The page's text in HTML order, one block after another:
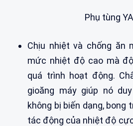
Phụ tùng
Chịu nhiệt và chống ăn
mức nhiệt độ cao mà
quá trình hoạt động.
gioăng máy giúp nó
không bị biến dạng, bong
tác động của nhiệt độ